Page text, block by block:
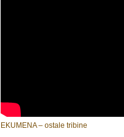
EKUMENA – ostale tribine